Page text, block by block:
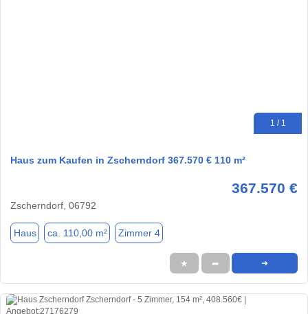
1 / 1
Haus zum Kaufen in Zscherndorf 367.570 € 110 m²
367.570 €
Zscherndorf, 06792
Haus ca. 110,00 m² Zimmer 4
★ ➦ ➜